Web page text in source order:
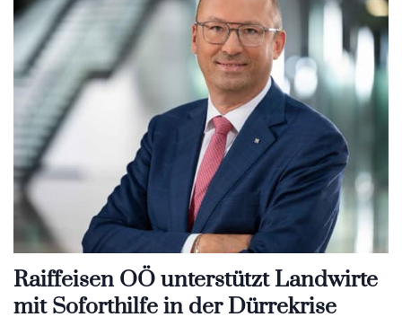
Raiffeisen OÖ unterstützt Landwirte
mit Soforthilfe in der Dürrekrise